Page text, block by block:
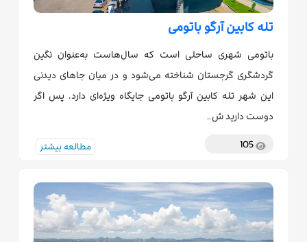
تله کابین آرگو باتومی
باتومی شهری ساحلی است که سال‌هاست به‌عنوان نگین
گردشگری گرجستان شناخته می‌شود و در میان جاهای دیدنی
این شهر تله کابین آرگو باتومی جایگاه ویژه‌ای دارد. پس اگر
دوست دارید ش…
مطالعه بیشتر